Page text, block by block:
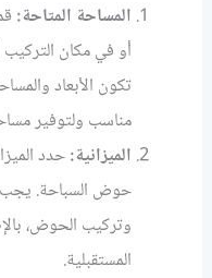
المساحة المتاحة:
أو في مكان
تكون الأبعاد
مناسب ولتوفير
الميزانية:حدد
حوض السباحة. يجب
وتركيب الحوض،
المستقبلية.